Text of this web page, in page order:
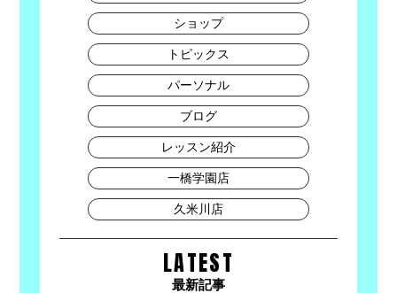
ショップ
トピックス
パーソナル
ブログ
レッスン紹介
一橋学園店
久米川店
LATEST
最新記事